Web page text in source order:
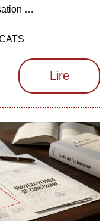
…
Lire